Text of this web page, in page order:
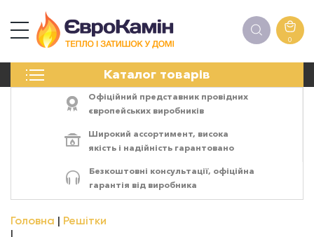
0
Каталог товарів
ПЕЧІ
ЕЛЕКТРОКАМІНИ
АКСЕСУАРИ
Офіційний представник провідних
європейських виробників
Широкий ассортимент, висока
якість і надійність гарантовано
Безкоштовні консультації, офіційна
гарантія від виробника
Головна Решітки